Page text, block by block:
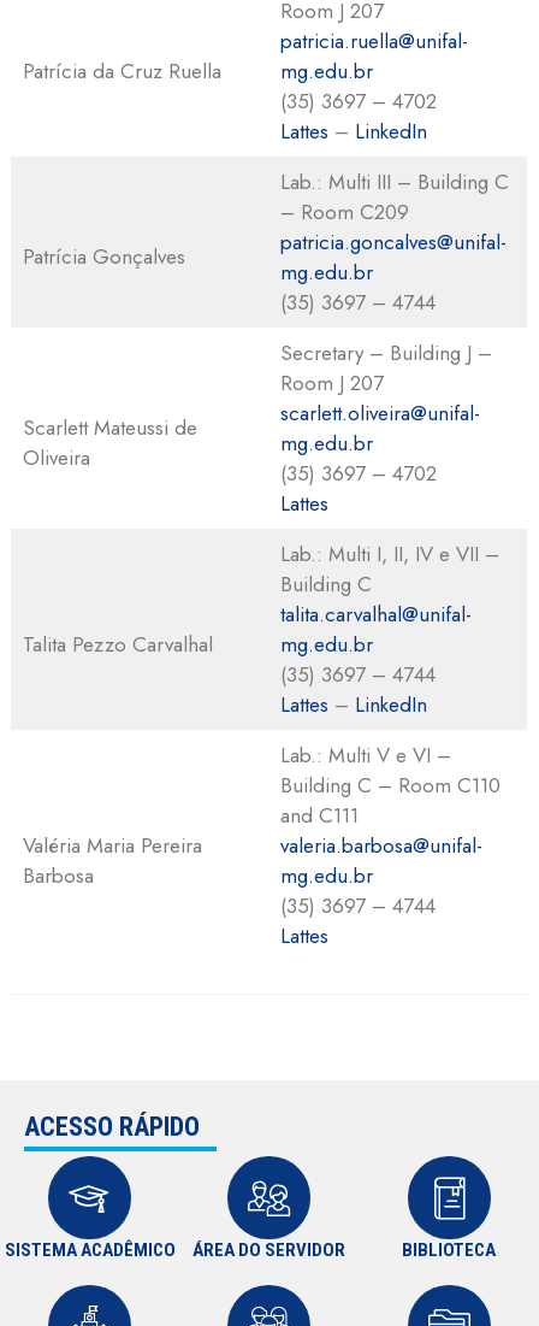
Patrícia da Cruz Ruella
Room J 207
patricia.ruella@unifal-
mg.edu.br
(35) 3697 – 4702
Lattes – LinkedIn
Patrícia Gonçalves
Lab.: Multi III – Building C
– Room C209
patricia.goncalves@unifal-
mg.edu.br
(35) 3697 – 4744
Scarlett Mateussi de
Oliveira
Secretary – Building J –
Room J 207
scarlett.oliveira@unifal-
mg.edu.br
(35) 3697 – 4702
Lattes
Talita Pezzo Carvalhal
Lab.: Multi I, II, IV e VII –
Building C
talita.carvalhal@unifal-
mg.edu.br
(35) 3697 – 4744
Lattes – LinkedIn
Valéria Maria Pereira
Barbosa
Lab.: Multi V e VI –
Building C – Room C110
and C111
valeria.barbosa@unifal-
mg.edu.br
(35) 3697 – 4744
Lattes
ACESSO RÁPIDO
SISTEMA ACADÊMICO ÁREA DO SERVIDOR BIBLIOTECA